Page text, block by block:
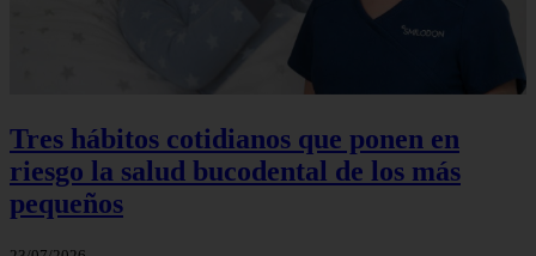
Tres hábitos cotidianos que ponen en
riesgo la salud bucodental de los más
pequeños